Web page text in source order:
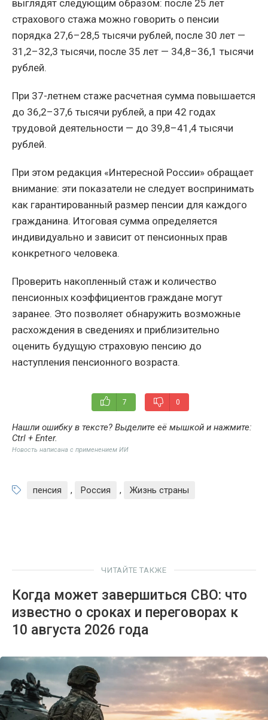
выглядят следующим образом: после 25 лет
страхового стажа можно говорить о пенсии
порядка 27,6–28,5 тысячи рублей, после 30 лет —
31,2–32,3 тысячи, после 35 лет — 34,8–36,1 тысячи
рублей.
При 37-летнем стаже расчетная сумма повышается
до 36,2–37,6 тысячи рублей, а при 42 годах
трудовой деятельности — до 39,8–41,4 тысячи
рублей.
При этом редакция «Интересной России» обращает
внимание: эти показатели не следует воспринимать
как гарантированный размер пенсии для каждого
гражданина. Итоговая сумма определяется
индивидуально и зависит от пенсионных прав
конкретного человека.
Проверить накопленный стаж и количество
пенсионных коэффициентов граждане могут
заранее. Это позволяет обнаружить возможные
расхождения в сведениях и приблизительно
оценить будущую страховую пенсию до
наступления пенсионного возраста.
7 0
Нашли ошибку в тексте? Выделите её мышкой и нажмите:
Ctrl + Enter.
Новость написана с применением ИИ
пенсия , Россия , Жизнь страны
ЧИТАЙТЕ ТАКЖЕ
Когда может завершиться СВО: что
известно о сроках и переговорах к
10 августа 2026 года